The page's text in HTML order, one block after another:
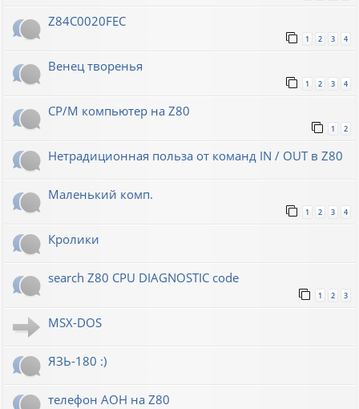
Z84C0020FEC
1 2 3 4
Венец творенья
1 2 3 4
CP/M компьютер на Z80
1 2
Нетрадиционная польза от команд IN / OUT в Z80
Маленький комп.
1 2 3 4
Кролики
search Z80 CPU DIAGNOSTIC code
1 2 3
MSX-DOS
ЯЗЬ-180 :)
телефон АОН на Z80